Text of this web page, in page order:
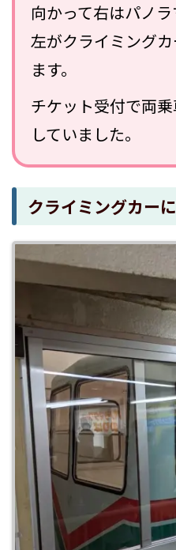
向かって右はパノラ
左がクライミング
ます。
チケット受付で両
していました。
クライミングカー